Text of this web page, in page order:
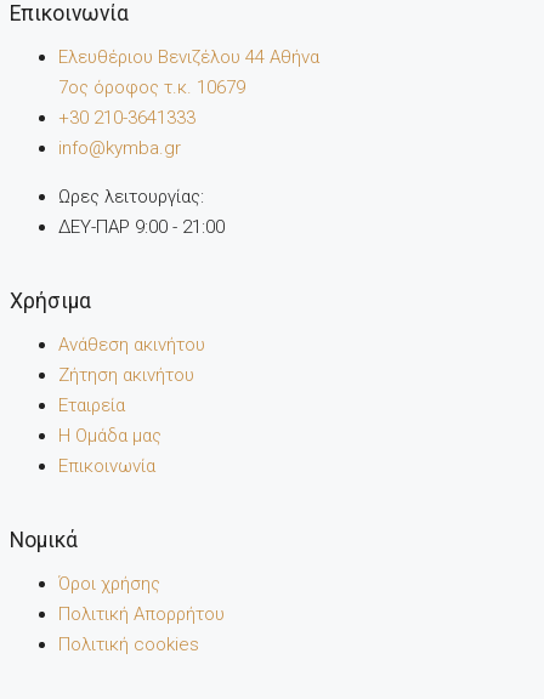
Επικοινωνία
Ελευθέριου Βενιζέλου 44 Αθήνα
7oς όροφος τ.κ. 10679
+30 210-3641333
info@kymba.gr
Ωρες λειτουργίας:
ΔΕΥ-ΠΑΡ 9:00 - 21:00
Χρήσιμα
Ανάθεση ακινήτου
Ζήτηση ακινήτου
Εταιρεία
Η Ομάδα μας
Επικοινωνία
Noμικά
Όροι χρήσης
Πολιτική Απορρήτου
Πολιτική cookies